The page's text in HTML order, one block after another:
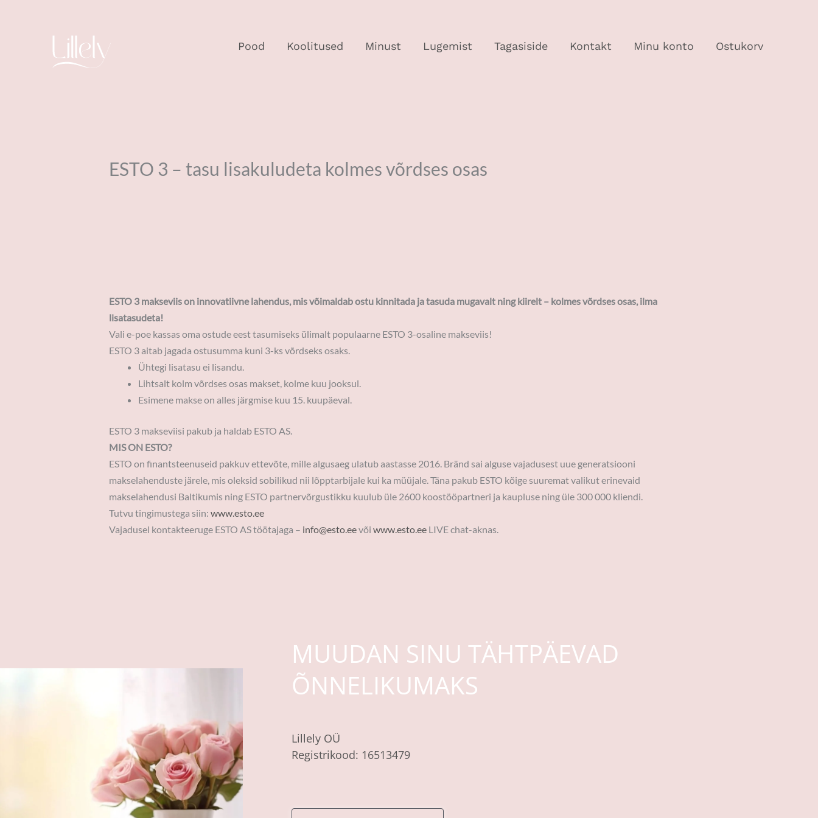
Pood Koolitused Minust Lugemist Tagasiside Kontakt Minu konto Ostukorv
ESTO 3 – tasu lisakuludeta kolmes võrdses osas
ESTO 3 makseviis on innovatiivne lahendus, mis võimaldab ostu kinnitada ja tasuda mugavalt ning kiirelt – kolmes võrdses osas, ilma
lisatasudeta!
Vali e-poe kassas oma ostude eest tasumiseks ülimalt populaarne ESTO 3-osaline makseviis!
ESTO 3 aitab jagada ostusumma kuni 3-ks võrdseks osaks.
Ühtegi lisatasu ei lisandu.
Lihtsalt kolm võrdses osas makset, kolme kuu jooksul.
Esimene makse on alles järgmise kuu 15. kuupäeval.
ESTO 3 makseviisi pakub ja haldab ESTO AS.
MIS ON ESTO?
ESTO on finantsteenuseid pakkuv ettevõte, mille algusaeg ulatub aastasse 2016. Bränd sai alguse vajadusest uue generatsiooni
makselahenduste järele, mis oleksid sobilikud nii lõpptarbijale kui ka müüjale. Täna pakub ESTO kõige suuremat valikut erinevaid
makselahendusi Baltikumis ning ESTO partnervõrgustikku kuulub üle 2600 koostööpartneri ja kaupluse ning üle 300 000 kliendi.
Tutvu tingimustega siin: www.esto.ee
Vajadusel kontakteeruge ESTO AS töötajaga – info@esto.eevõi www.esto.eeLIVE chat-aknas.
MUUDAN SINU TÄHTPÄEVAD
ÕNNELIKUMAKS
Lillely OÜ
Registrikood: 16513479